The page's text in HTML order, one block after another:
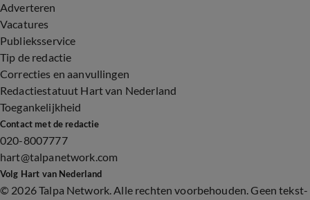
Adverteren
Vacatures
Publieksservice
Tip de redactie
Correcties en aanvullingen
Redactiestatuut Hart van Nederland
Toegankelijkheid
Contact met de redactie
020-8007777
hart@talpanetwork.com
Volg Hart van Nederland
© 2026 Talpa Network. Alle rechten voorbehouden. Geen tekst-